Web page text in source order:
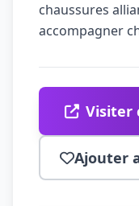
chaussures
accompagner
Visiter
Ajouter